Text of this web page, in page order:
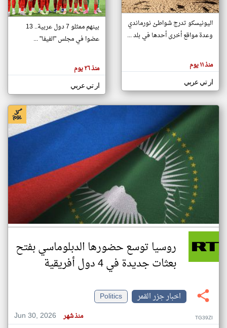
تغيير الدولة
اخبار جزر القمر على مدار الساعة
أهم اخبار جزر القمر العاجلة والمباشرة
هنا عن
وجهة
كاتبيها.
اليونيسكو تدرج شواطئ نورماندي
وعدة مواقع أخرى أحدها في بلد ...
منذ ١١ يوم
ار تي عربي
بينهم ممثلو 7 دول عربية.. 13
عضوا في مجلس "الفيفا" ...
منذ ٢٦ يوم
ار تي عربي
روسيا توسع حضورها الدبلوماسي بفتح
بعثات جديدة في 4 دول أفريقية
اخبار جزر القمر
Politics
Jun 30, 2026
منذ شهر TG39ZI
klyoum.com